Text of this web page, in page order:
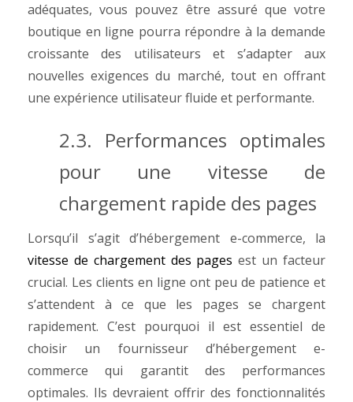
adéquates, vous pouvez être assuré que votre
boutique en ligne pourra répondre à la demande
croissante des utilisateurs et s’adapter aux
nouvelles exigences du marché, tout en offrant
une expérience utilisateur fluide et performante.
2.3. Performances optimales
pour une vitesse de
chargement rapide des pages
Lorsqu’il s’agit d’hébergement e-commerce, la
vitesse de chargement des pages est un facteur
crucial. Les clients en ligne ont peu de patience et
s’attendent à ce que les pages se chargent
rapidement. C’est pourquoi il est essentiel de
choisir un fournisseur d’hébergement e-
commerce qui garantit des performances
optimales. Ils devraient offrir des fonctionnalités